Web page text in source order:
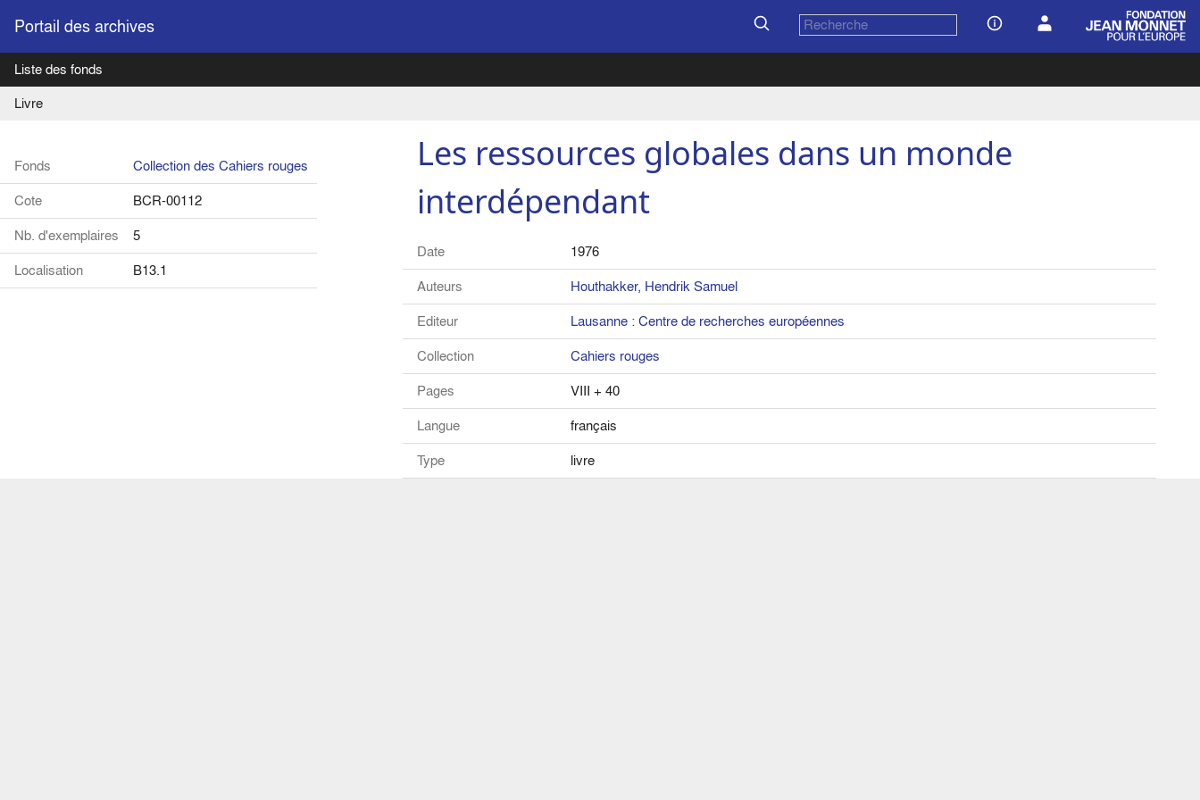
Portail des archives
Liste des fonds
Livre
Fonds
Collection des Cahiers rouges
Cote
BCR-00112
Nb. d'exemplaires
5
Localisation
B13.1
Les ressources globales dans un monde
interdépendant
Date
1976
Auteurs
Houthakker, Hendrik Samuel
Editeur
Lausanne : Centre de recherches européennes
Collection
Cahiers rouges
Pages
VIII + 40
Langue
français
Type
livre